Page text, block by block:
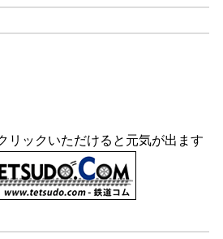
リックいただけると元気が出ます